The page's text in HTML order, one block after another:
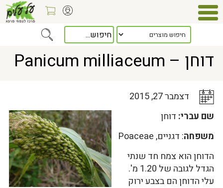
כלל המאמרים> דוחן – Panicum milliaceum
דוחן – Panicum milliaceum
דצמבר 27, 2015
שם עברי: דוחן
משפחה: דגניים, Poaceae
הדוחן הוא צמח חד שנתי
הגדל לגובה של 1.20 מ'.
עלי הדוחן הם בצבע ירוק